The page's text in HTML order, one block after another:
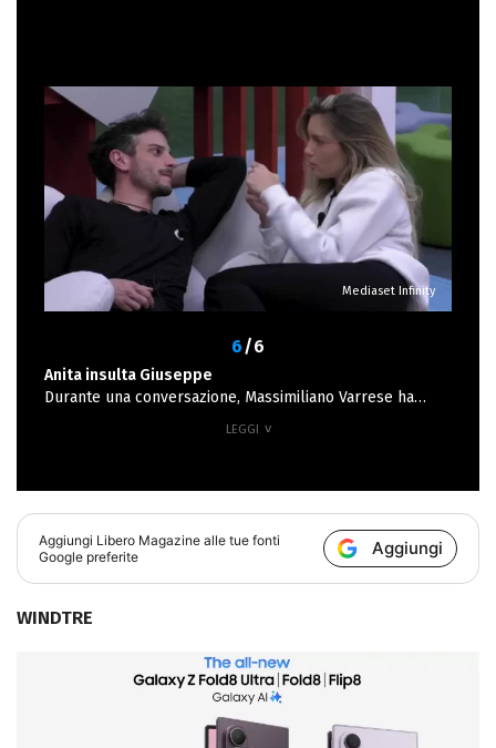
Mediaset Infinity
6/6
Anita insulta Giuseppe
Durante una conversazione, Massimiliano Varrese ha
detto: “Giuseppe ha fatto lo scientifico”. “Seh, al bagno!”,
prive di tatto della Olivieri.
Aggiungi Libero Magazine alle tue fonti
Google preferite
Aggiungi
WINDTRE